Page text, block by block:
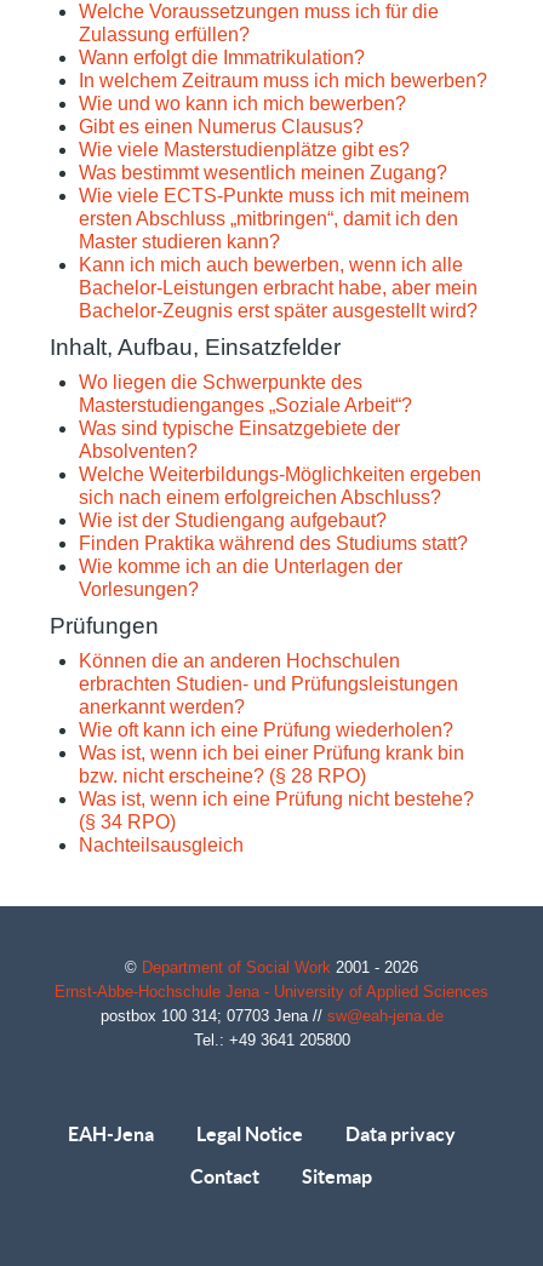
Welche Voraussetzungen muss ich für die
Zulassung erfüllen?
Wann erfolgt die Immatrikulation?
In welchem Zeitraum muss ich mich bewerben?
Wie und wo kann ich mich bewerben?
Gibt es einen Numerus Clausus?
Wie viele Masterstudienplätze gibt es?
Was bestimmt wesentlich meinen Zugang?
Wie viele ECTS-Punkte muss ich mit meinem
ersten Abschluss „mitbringen“, damit ich den
Master studieren kann?
Kann ich mich auch bewerben, wenn ich alle
Bachelor-Leistungen erbracht habe, aber mein
Bachelor-Zeugnis erst später ausgestellt wird?
Inhalt, Aufbau, Einsatzfelder
Wo liegen die Schwerpunkte des
Masterstudienganges „Soziale Arbeit“?
Was sind typische Einsatzgebiete der
Absolventen?
Welche Weiterbildungs-Möglichkeiten ergeben
sich nach einem erfolgreichen Abschluss?
Wie ist der Studiengang aufgebaut?
Finden Praktika während des Studiums statt?
Wie komme ich an die Unterlagen der
Vorlesungen?
Prüfungen
Können die an anderen Hochschulen
erbrachten Studien- und Prüfungsleistungen
anerkannt werden?
Wie oft kann ich eine Prüfung wiederholen?
Was ist, wenn ich bei einer Prüfung krank bin
bzw. nicht erscheine? (§ 28 RPO)
Was ist, wenn ich eine Prüfung nicht bestehe?
(§ 34 RPO)
Nachteilsausgleich
© Department of Social Work 2001 - 2026
Ernst-Abbe-Hochschule Jena - University of Applied Sciences
postbox 100 314; 07703 Jena// sw@eah-jena.de
Tel.: +49 3641 205800
EAH-Jena Legal Notice
Data privacy
Contact
Sitemap